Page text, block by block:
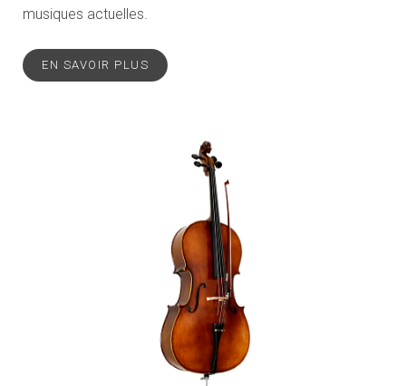
musiques actuelles.
EN SAVOIR PLUS